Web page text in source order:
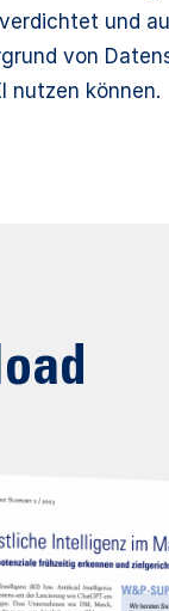
und
von
nutzen können.